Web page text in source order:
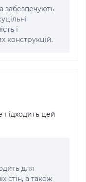
забезпечують
і
конструкцій.
підходить цей
для
стін, а також